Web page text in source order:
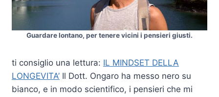
Guardare lontano, per tenere vicini i pensieri giusti.
ti consiglio una lettura: IL MINDSET DELLA
LONGEVITA’ Il Dott. Ongaro ha messo nero su
bianco, e in modo scientifico, i pensieri che mi